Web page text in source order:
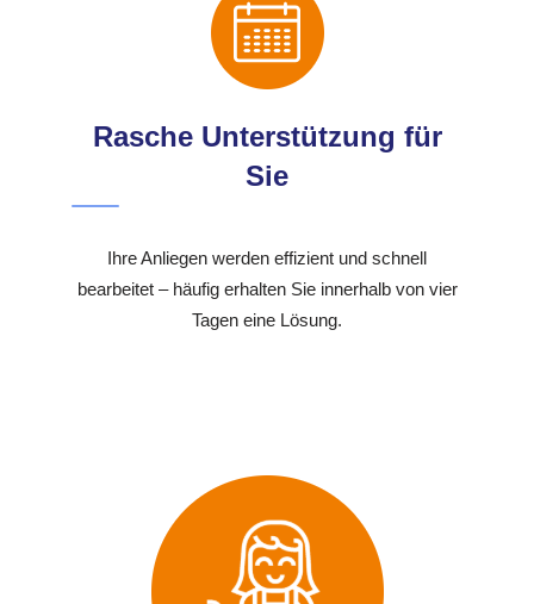
Rasche Unterstützung für
Sie
Ihre Anliegen werden effizient und schnell
bearbeitet – häufig erhalten Sie innerhalb von vier
Tagen eine Lösung.